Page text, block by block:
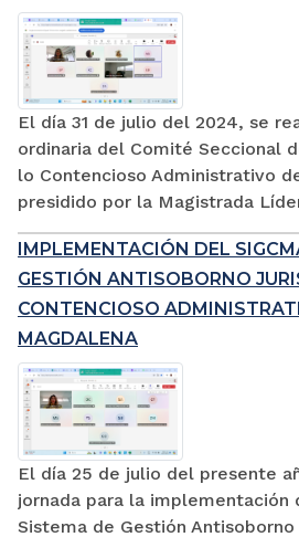
El día 31 de julio del 2024, se
ordinaria del Comité Seccional
lo Contencioso Administrativo
presidido por la Magistrada
IMPLEMENTACIÓN DEL
GESTIÓN ANTISOBORNO
CONTENCIOSO
MAGDALENA
El día 25 de julio del presente
jornada para la implementación
Sistema de Gestión